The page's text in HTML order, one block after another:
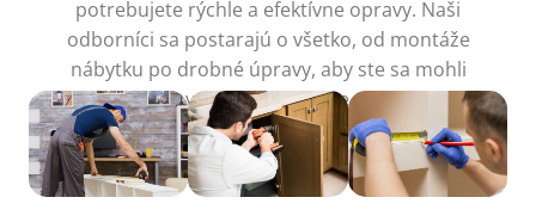
potrebujete rýchle a efektívne opravy. Naši
odborníci sa postarajú o všetko, od montáže
nábytku po drobné úpravy, aby ste sa mohli
venovať tomu, čo máte radi.